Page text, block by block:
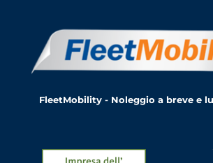
FleetMobility - Noleggio a breve e